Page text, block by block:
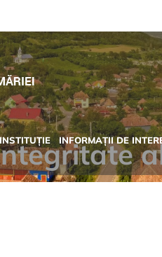
INFORMAȚII DE